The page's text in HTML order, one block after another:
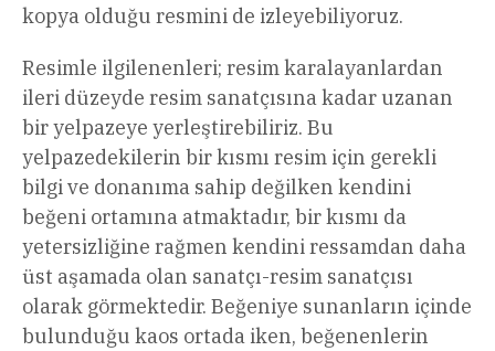
kopya olduğu resmini de izleyebiliyoruz.
Resimle ilgilenenleri; resim karalayanlardan
ileri düzeyde resim sanatçısına kadar uzanan
bir yelpazeye yerleştirebiliriz. Bu
yelpazedekilerin bir kısmı resim için gerekli
bilgi ve donanıma sahip değilken kendini
beğeni ortamına atmaktadır, bir kısmı da
yetersizliğine rağmen kendini ressamdan daha
üst aşamada olan sanatçı-resim sanatçısı
olarak görmektedir. Beğeniye sunanların içinde
bulunduğu kaos ortada iken, beğenenlerin